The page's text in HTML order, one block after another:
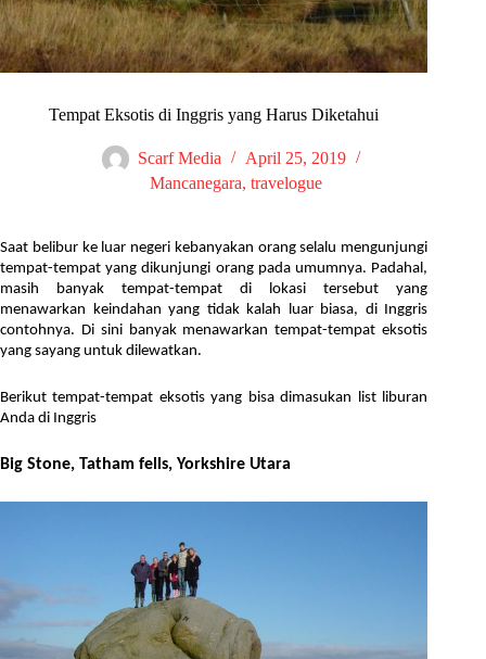
Tempat Eksotis di Inggris yang Harus Diketahui
Scarf Media
April 25, 2019
Mancanegara, travelogue
Saat belibur ke luar negeri kebanyakan orang selalu mengunjungi
tempat-tempat yang dikunjungi orang pada umumnya. Padahal,
masih banyak tempat-tempat di lokasi tersebut yang
menawarkan keindahan yang tidak kalah luar biasa, di Inggris
contohnya. Di sini banyak menawarkan tempat-tempat eksotis
yang sayang untuk dilewatkan.
Berikut tempat-tempat eksotis yang bisa dimasukan list liburan
Anda di Inggris
Big Stone, Tatham fells, Yorkshire Utara